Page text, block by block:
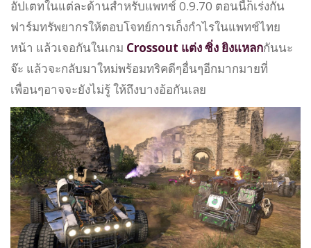
อัปเตทในแต่ละด้านสำหรับแพทช์ 0.9.70 ตอนนี้ก็เร่งกัน
ฟาร์มทรัพยากรให้ตอบโจทย์การเก็งกำไรในแพทช์ไทย
หน้า แล้วเจอกันในเกม Crossout แต่ง ซิ่ง ยิงแหลกกันนะ
จ๊ะ แล้วจะกลับมาใหม่พร้อมทริคดีๆอื่นๆอีกมากมายที่
เพื่อนๆอาจจะยังไม่รู้ ให้ถึงบางอ้อกันเลย